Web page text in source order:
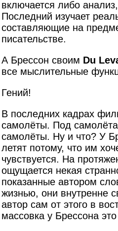
включается либо
Последний изучает
составляющие на
писательстве.
А Брессон своим Du
все мыслительные
Гений!
В последних кадрах
самолёты. Под
самолёты. Ну и что? У
летят потому, что им
чувствуется. На
ощущается некая
показанные автором
жизнью, они внутренне
автор сам от этого в
массовка у Брессона